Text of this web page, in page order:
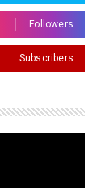
Followers
Subscribers